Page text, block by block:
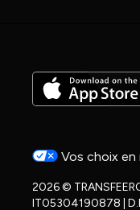
Vos choix
2026 ©
IT05304190878 |